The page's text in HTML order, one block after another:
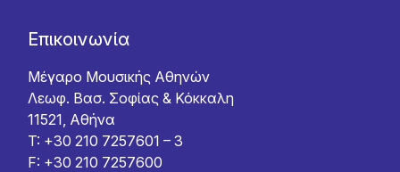
Επικοινωνία
Μέγαρο Μουσικής Αθηνών
Λεωφ. Βασ. Σοφίας & Κόκκαλη
11521, Αθήνα
T: +30 210 7257601 – 3
F: +30 210 7257600